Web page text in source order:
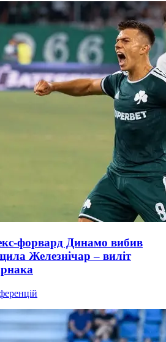
форвард Динамо вибив
Железнічар – виліт